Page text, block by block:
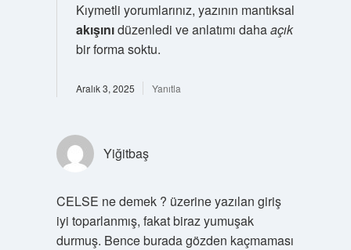
Kıymetli yorumlarınız, yazının mantıksal
akışınıdüzenledi ve anlatımı dahaaçık
bir forma soktu.
Aralık 3, 2025 Yanıtla
Yiğitbaş
CELSE ne demek ? üzerine yazılan giriş
iyi toparlanmış, fakat biraz yumuşak
durmuş. Bence burada gözden kaçmaması